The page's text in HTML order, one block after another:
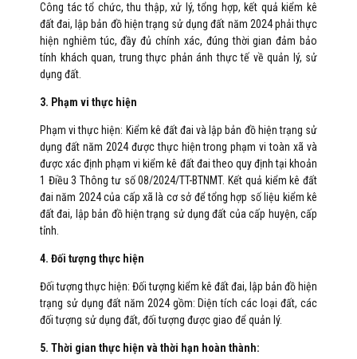
Công tác tổ chức, thu thập, xử lý, tổng hợp, kết quả kiểm kê
đất đai, lập bản đồ hiện trạng sử dụng đất năm 2024 phải thực
hiện nghiêm túc, đầy đủ chính xác, đúng thời gian đảm bảo
tính khách quan, trung thực phản ánh thực tế về quản lý, sử
dụng đất.
3. Phạm vi thực hiện
Phạm vi thực hiện: Kiểm kê đất đai và lập bản đồ hiện trạng sử
dụng đất năm 2024 được thực hiện trong phạm vi toàn xã và
được xác định phạm vi kiểm kê đất đai theo quy định tại khoản
1 Điều 3 Thông tư số 08/2024/TT-BTNMT. Kết quả kiểm kê đất
đai năm 2024 của cấp xã là cơ sở để tổng hợp số liệu kiểm kê
đất đai, lập bản đồ hiện trạng sử dụng đất của cấp huyện, cấp
tỉnh.
4. Đối tượng thực hiện
Đối tượng thực hiện: Đối tượng kiểm kê đất đai, lập bản đồ hiện
trạng sử dụng đất năm 2024 gồm: Diện tích các loại đất, các
đối tượng sử dụng đất, đối tượng được giao để quản lý.
5. Thời gian thực hiện và thời hạn hoàn thành: